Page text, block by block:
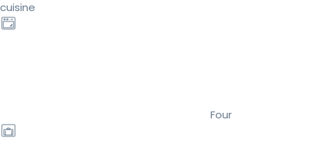
cuisine
Four